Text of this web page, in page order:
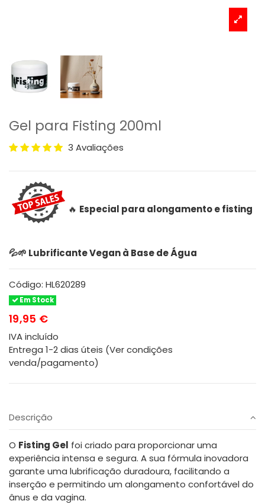
Gel para Fisting 200ml
3 Avaliações
🔥 Especial para alongamento e fisting
💦🌱 Lubrificante Vegan à Base de Água
Código: HL620289
Em Stock
19,95 €
IVA incluído
Entrega 1-2 dias úteis (Ver condições
venda/pagamento)
Descrição
O Fisting Gel foi criado para proporcionar uma
experiência intensa e segura. A sua fórmula inovadora
garante uma lubrificação duradoura, facilitando a
inserção e permitindo um alongamento confortável do
ânus e da vagina.